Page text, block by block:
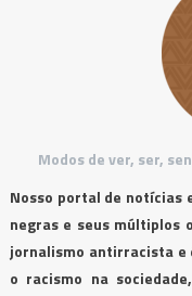
Modos de ver, ser,
Nosso portal de notícias
negras e seus múltiplos
jornalismo antirracista e
o racismo na